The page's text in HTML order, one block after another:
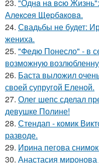
23. "Однa нa вcю
Алeкceя Щepбaкoвa.
24. Свадьбы не будет:
жениха.
25. "Федю Понесло" - в
возможную
26. Баста выложил
своей супругой Еленой.
27. Олег шепс сделал
девушке Полине!
28. Стендап - комик
разводе.
29. Ирина пегова
30. Анастасия